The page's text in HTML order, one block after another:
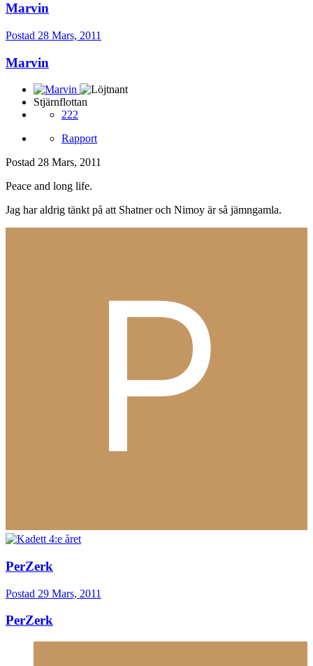
Marvin
Postad 28 Mars, 2011
Marvin
Stjärnflottan
222
Rapport
Postad 28 Mars, 2011
Peace and long life.
Jag har aldrig tänkt på att Shatner och Nimoy är så jämngamla.
PerZerk
Postad 29 Mars, 2011
PerZerk